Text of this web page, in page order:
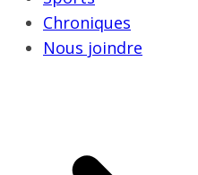
Chroniques
Nous joindre